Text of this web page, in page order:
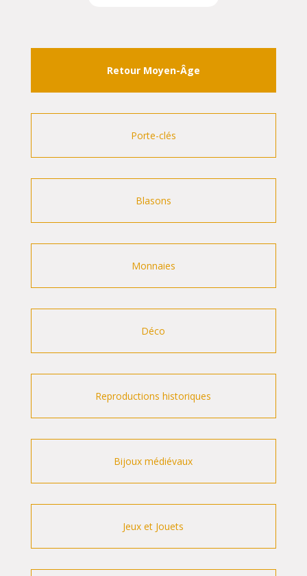
Retour Moyen-Âge
Porte-clés
Blasons
Monnaies
Déco
Reproductions historiques
Bijoux médiévaux
Jeux et Jouets